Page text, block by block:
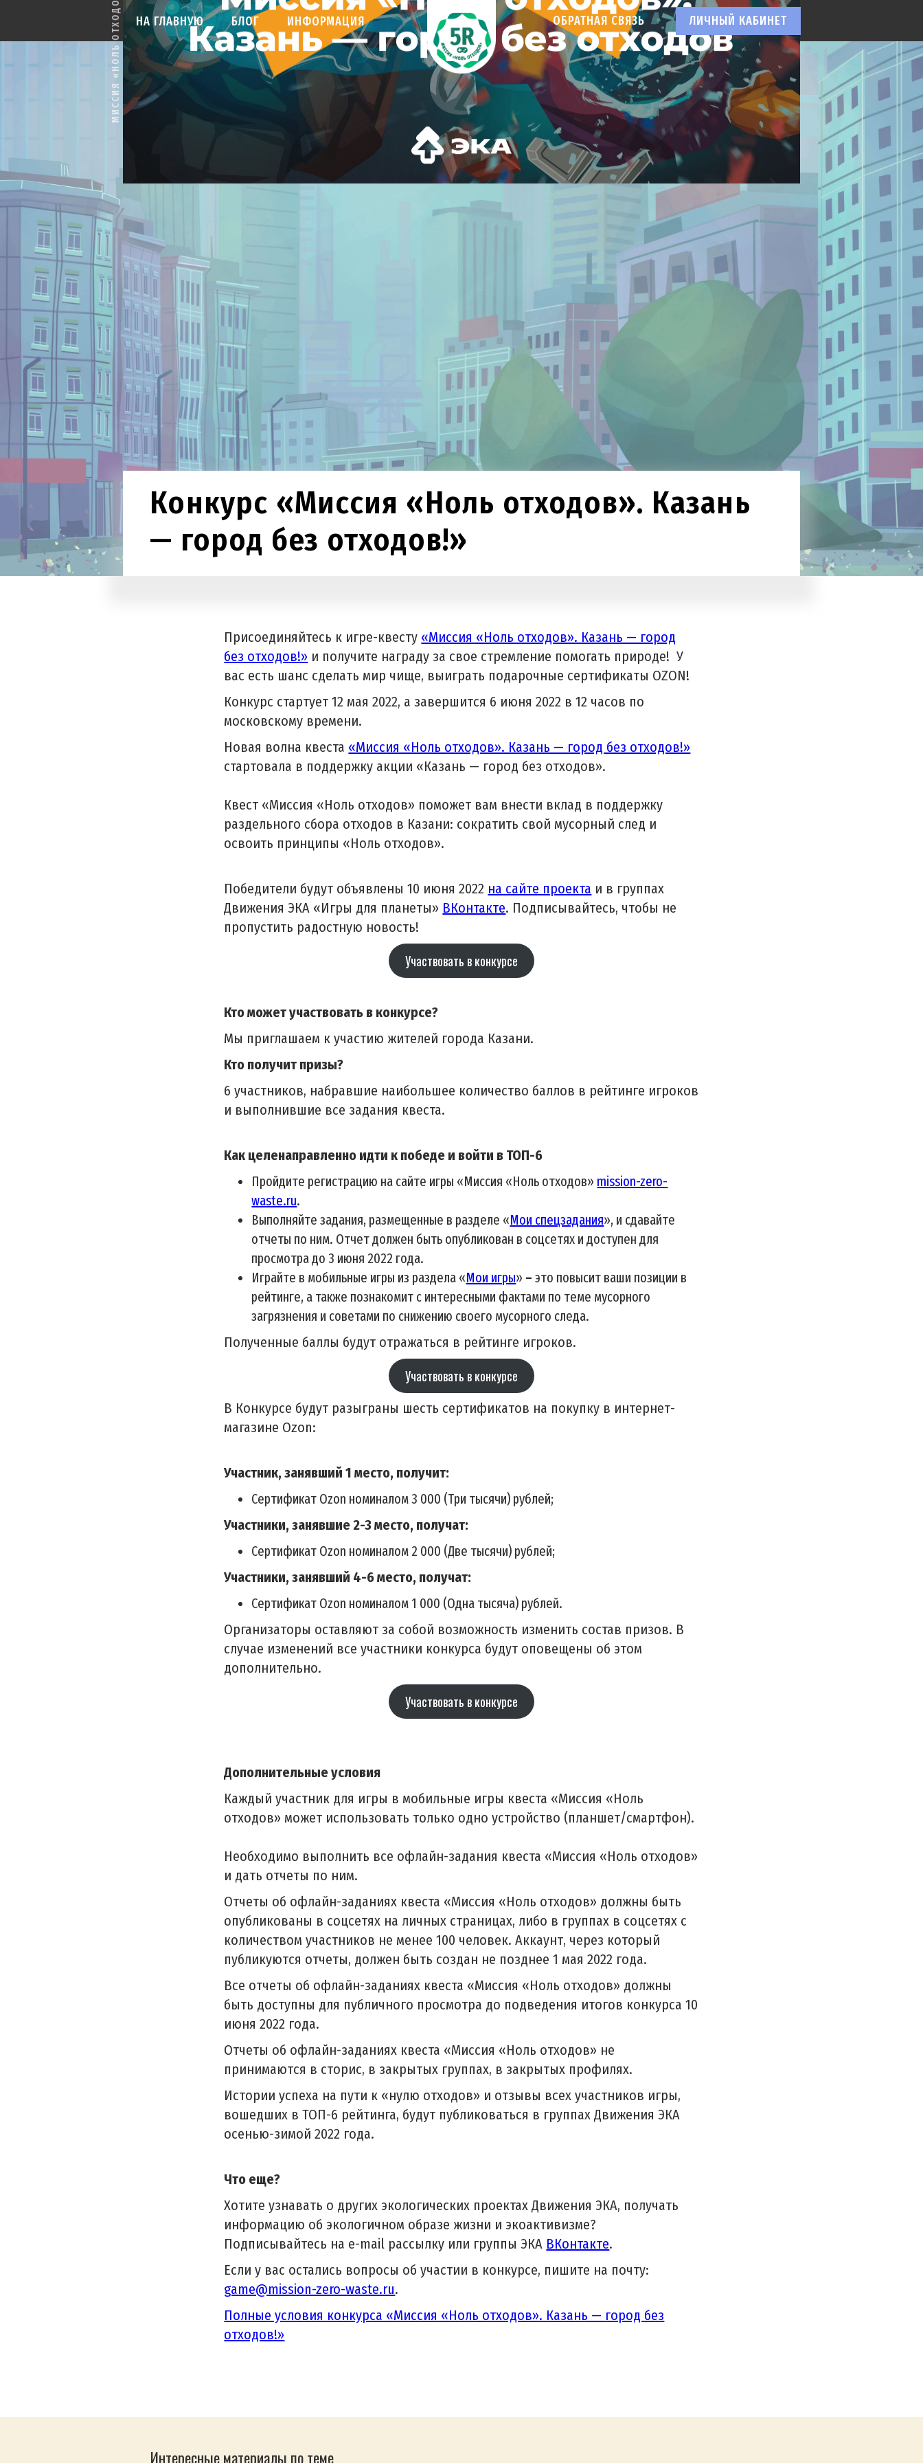
НА ГЛАВНУЮ БЛОГ ИНФОРМАЦИЯ ОБРАТНАЯ СВЯЗЬ ЛИЧНЫЙ КАБИНЕТ
Конкурс «Миссия «Ноль отходов». Казань
— город без отходов!»
МИССИЯ «НОЛЬ ОТХОДОВ»
Присоединяйтесь к игре-квесту «Миссия «Ноль отходов». Казань — город
без отходов!» и получите награду за свое стремление помогать природе! У
вас есть шанс сделать мир чище, выиграть подарочные сертификаты OZON!
Конкурс стартует 12 мая 2022, а завершится 6 июня 2022 в 12 часов по
московскому времени.
Новая волна квеста «Миссия «Ноль отходов». Казань — город без отходов!»
стартовала в поддержку акции «Казань — город без отходов».
Квест «Миссия «Ноль отходов» поможет вам внести вклад в поддержку
раздельного сбора отходов в Казани: сократить свой мусорный след и
освоить принципы «Ноль отходов».
Победители будут объявлены 10 июня 2022 на сайте проекта и в группах
Движения ЭКА «Игры для планеты» ВКонтакте. Подписывайтесь, чтобы не
пропустить радостную новость!
Участвовать в конкурсе
Кто может участвовать в конкурсе?
Мы приглашаем к участию жителей города Казани.
Кто получит призы?
6 участников, набравшие наибольшее количество баллов в рейтинге игроков
и выполнившие все задания квеста.
Как целенаправленно идти к победе и войти в ТОП-6
Пройдите регистрацию на сайте игры «Миссия «Ноль отходов» mission-zero-
waste.ru.
Выполняйте задания, размещенные в разделе «Мои спецзадания», и сдавайте
отчеты по ним. Отчет должен быть опубликован в соцсетях и доступен для
просмотра до 3 июня 2022 года.
Играйте в мобильные игры из раздела «Мои игры» – это повысит ваши позиции в
рейтинге, а также познакомит с интересными фактами по теме мусорного
загрязнения и советами по снижению своего мусорного следа.
Полученные баллы будут отражаться в рейтинге игроков.
Участвовать в конкурсе
В Конкурсе будут разыграны шесть сертификатов на покупку в интернет-
магазине Ozon:
Участник, занявший 1 место, получит:
Cертификат Ozon номиналом 3 000 (Три тысячи) рублей;
Участники, занявшие 2-3 место, получат:
Cертификат Ozon номиналом 2 000 (Две тысячи) рублей;
Участники, занявший 4-6 место, получат:
Сертификат Ozon номиналом 1 000 (Одна тысяча) рублей.
Организаторы оставляют за собой возможность изменить состав призов. В
случае изменений все участники конкурса будут оповещены об этом
дополнительно.
Участвовать в конкурсе
Дополнительные условия
Каждый участник для игры в мобильные игры квеста «Миссия «Ноль
отходов» может использовать только одно устройство (планшет/смартфон).
Необходимо выполнить все офлайн-задания квеста «Миссия «Ноль отходов»
и дать отчеты по ним.
Отчеты об офлайн-заданиях квеста «Миссия «Ноль отходов» должны быть
опубликованы в соцсетях на личных страницах, либо в группах в соцсетях с
количеством участников не менее 100 человек. Аккаунт, через который
публикуются отчеты, должен быть создан не позднее 1 мая 2022 года.
Все отчеты об офлайн-заданиях квеста «Миссия «Ноль отходов» должны
быть доступны для публичного просмотра до подведения итогов конкурса 10
июня 2022 года.
Отчеты об офлайн-заданиях квеста «Миссия «Ноль отходов» не
принимаются в сторис, в закрытых группах, в закрытых профилях.
Истории успеха на пути к «нулю отходов» и отзывы всех участников игры,
вошедших в ТОП-6 рейтинга, будут публиковаться в группах Движения ЭКА
осенью-зимой 2022 года.
Что еще?
Хотите узнавать о других экологических проектах Движения ЭКА, получать
информацию об экологичном образе жизни и экоактивизме?
Подписывайтесь на e-mail рассылку или группы ЭКА ВКонтакте.
Если у вас остались вопросы об участии в конкурсе, пишите на почту:
game@mission-zero-waste.ru.
Полные условия конкурса «Миссия «Ноль отходов». Казань — город без
отходов!»
Интересные материалы по теме